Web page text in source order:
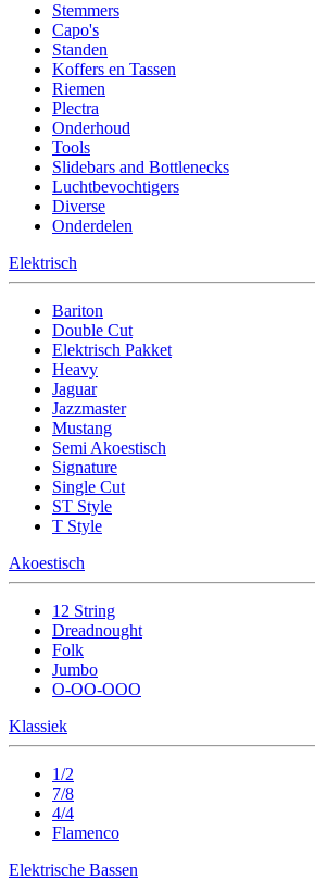
Stemmers
Capo's
Standen
Koffers en Tassen
Riemen
Plectra
Onderhoud
Tools
Slidebars and Bottlenecks
Luchtbevochtigers
Diverse
Onderdelen
Elektrisch
Bariton
Double Cut
Elektrisch Pakket
Heavy
Jaguar
Jazzmaster
Mustang
Semi Akoestisch
Signature
Single Cut
ST Style
T Style
Akoestisch
12 String
Dreadnought
Folk
Jumbo
O-OO-OOO
Klassiek
1/2
7/8
4/4
Flamenco
Elektrische Bassen